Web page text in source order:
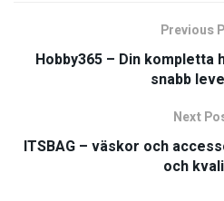
Previous
Hobby365 – Din kompletta
snabb
Next
ITSBAG – väskor och
och